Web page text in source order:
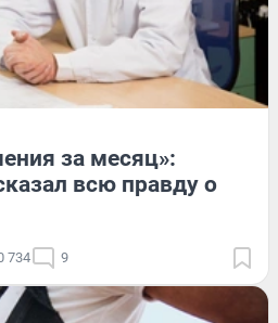
за месяц»:
всю правду о
734 9